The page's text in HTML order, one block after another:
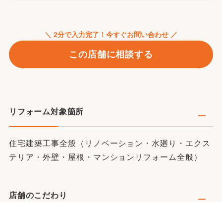
＼ 2分で入力完了！今すぐお問い合わせ ／
この店舗に相談する
リフォーム対象箇所
住宅建築工事全般（リノベーション・水廻り・エクス
テリア・外壁・屋根・マンションリフォーム全般）
店舗のこだわり